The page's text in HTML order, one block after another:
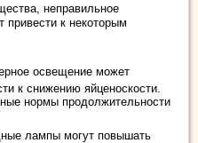
неправильное
привести к некоторым
освещение может
к снижению яйценоскости.
нормы продолжительности
лампы могут повышать